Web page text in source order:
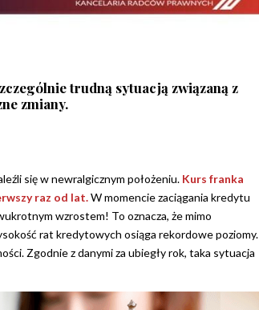
trudną sytuacją związaną z
zmiany.
się w newralgicznym położeniu. Kurs franka
raz od lat. W momencie zaciągania kredytu
wzrostem! To oznacza, że mimo
rat kredytowych osiąga rekordowe poziomy.
Zgodnie z danymi za ubiegły rok, taka sytuacja